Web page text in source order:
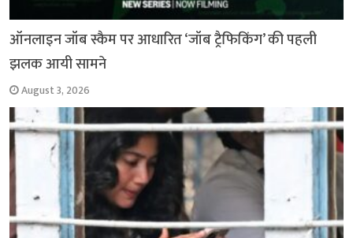
ऑनलाइन जॉब स्कैम पर आधारित ‘जॉब ट्रैफिकिंग’ की पहली
झलक आयी सामने
August 3, 2026